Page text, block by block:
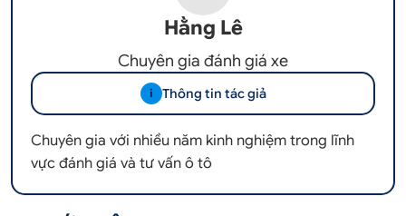
Hằng Lê
Chuyên gia đánh giá xe
i Thông tin tác giả
Chuyên gia với nhiều năm kinh nghiệm trong lĩnh
vực đánh giá và tư vấn ô tô